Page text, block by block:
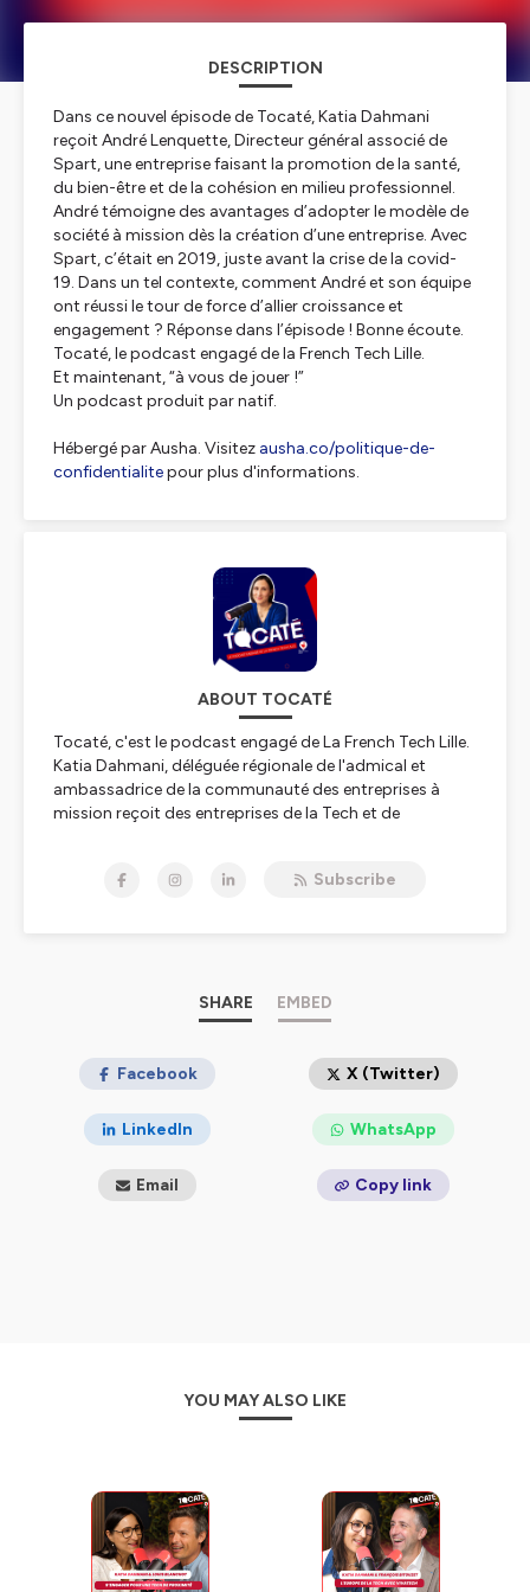
DESCRIPTION
Dans ce nouvel épisode de Tocaté, Katia Dahmani
reçoit André Lenquette, Directeur général associé de
Spart, une entreprise faisant la promotion de la santé,
du bien-être et de la cohésion en milieu professionnel.
André témoigne des avantages d’adopter le modèle de
société à mission dès la création d’une entreprise. Avec
Spart, c’était en 2019, juste avant la crise de la covid-
19. Dans un tel contexte, comment André et son équipe
ont réussi le tour de force d’allier croissance et
engagement ? Réponse dans l’épisode ! Bonne écoute.
Tocaté, le podcast engagé de la French Tech Lille.
Et maintenant, “à vous de jouer !”
Un podcast produit par natif.
Hébergé par Ausha. Visitez ausha.co/politique-de-
confidentialitepour plus d'informations.
ABOUT TOCATÉ
Tocaté, c'est le podcast engagé de La French Tech Lille.
Katia Dahmani, déléguée régionale de l'admical et
ambassadrice de la communauté des entreprises à
mission reçoit des entreprises de la Tech et de
sociaux et environnementaux.
Tocaté, "à vous de jouer", est une invitation à passer à
Un podcast produit par
Hébergé par Ausha. Visitez
ausha.co/politique-de-
confidentialitepour plus d'informations.
Subscribe
SHARE EMBED
Facebook X (Twitter)
LinkedIn WhatsApp
Email Copy link
YOU MAY ALSO LIKE